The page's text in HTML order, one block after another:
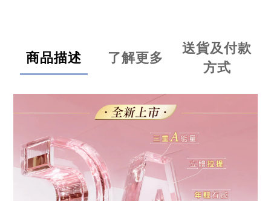
商品描述 了解更多
送貨及付款
方式